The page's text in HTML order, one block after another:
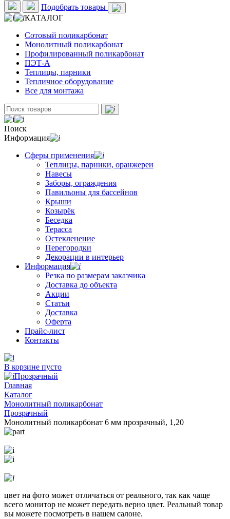
Подобрать товары
КАТАЛОГ
Сотовый поликарбонат
Монолитный поликарбонат
Профилированный поликарбонат
ПЭТ-А
Теплицы, парники
Тепличное оборудование
Все для монтажа
Поиск
Информация
Сферы применения
Теплицы, парники, оранжереи
Навесы
Заборы, ограждения
Павильоны для бассейнов
Крыши
Козырёк
Беседка
Терасса
Остекленение
Перегородки
Декорации в интерьер
Информация
Резка по размерам заказчика
Доставка до объекта
Акции
Статьи
Доставка
Оферта
Прайс-лист
Контакты
В корзине пусто
Прозрачный
Главная
Каталог
Монолитный поликарбонат
Прозрачный
Монолитный поликарбонат 6 мм прозрачный, 1,20
цвет на фото может отличаться от реального, так как чаще
всего монитор не может передать верно цвет. Реальный товар
вы можете посмотреть в нашем салоне.